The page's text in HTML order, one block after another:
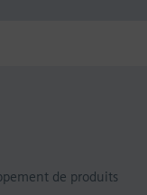
de produits